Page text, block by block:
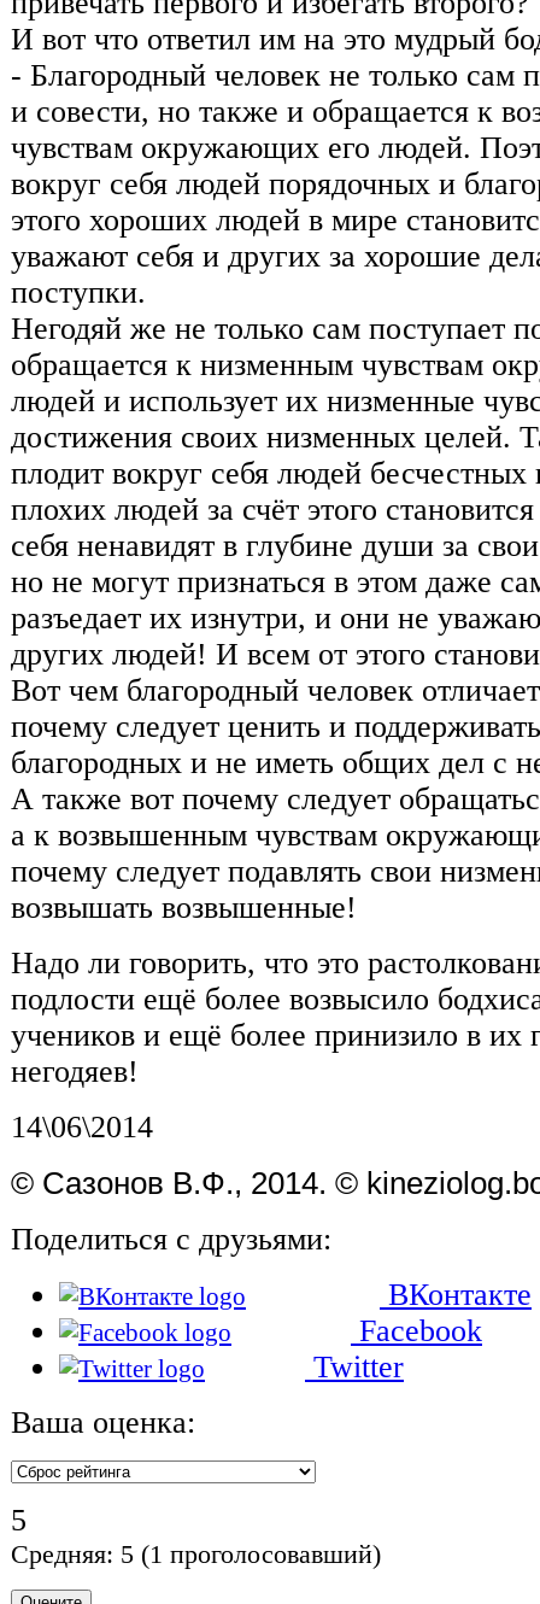
И вот что ответил им на это мудрый
- Благородный человек не только сам
и совести, но также и обращается к
чувствам окружающих его людей.
вокруг себя людей порядочных и
этого хороших людей в мире
уважают себя и других за хорошие
поступки.
Негодяй же не только сам поступает
обращается к низменным чувствам
людей и использует их низменные
достижения своих низменных целей.
плодит вокруг себя людей
плохих людей за счёт этого
себя ненавидят в глубине души за
но не могут признаться в этом даже
разъедает их изнутри, и они не
других людей! И всем от этого
Вот чем благородный человек
почему следует ценить и
благородных и не иметь общих дел с
А также вот почему следует
а к возвышенным чувствам
почему следует подавлять свои
возвышать возвышенные!
Надо ли говорить, что это
подлости ещё более возвысило
учеников и ещё более принизило в их
негодяев!
14\06\2014
© Сазонов В.Ф., 2014. ©
Поделиться с друзьями:
ВКонтакте
Facebook
Twitter
Ваша оценка:
5
Средняя: 5 (1 проголосовавший)